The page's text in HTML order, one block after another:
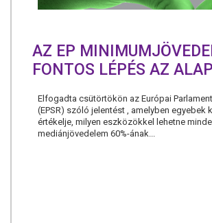
AZ EP
FONTOS LÉPÉS AZ
Elfogadta csütörtökön az Európai
(EPSR) szóló jelentést , amelyben
értékelje, milyen eszközökkel lehetne
mediánjövedelem 60%-ának...